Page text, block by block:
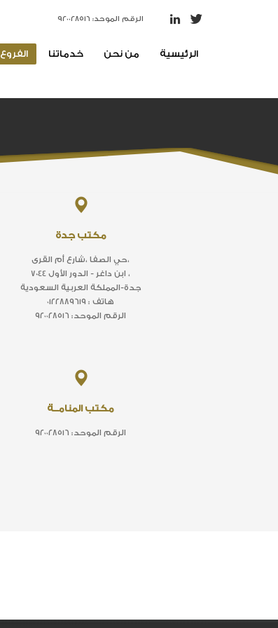
الرقم الموحد: ٩٢٠٠٢٨٥١٦
الفروع خدماتنا من نحن الرئيسية
مكتب جدة
حي الصفا ،شارع أم القرى،
7044 ابن داغر - الدور الأول ،
جدة-المملكة العربية السعودية
هاتف : ٠١٢٢٨٨٩٦١٩
الرقم الموحد: ٩٢٠٠٢٨٥١٦
مكتب المنامــة
الرقم الموحد: ٩٢٠٠٢٨٥١٦